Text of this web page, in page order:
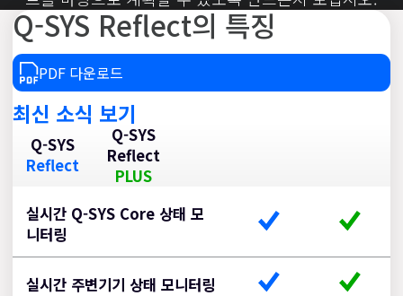
열
기
Q-SYS Reflect의 특징
PDF 다운로드
최신 소식 보기
Q-SYS
Reflect
Q-SYS
Reflect
PLUS
SYS
Reflect
SYS
Reflect
PLUS
실시간 Q-SYS Core 상태 모
니터링
실시간 주변기기 상태 모니터링